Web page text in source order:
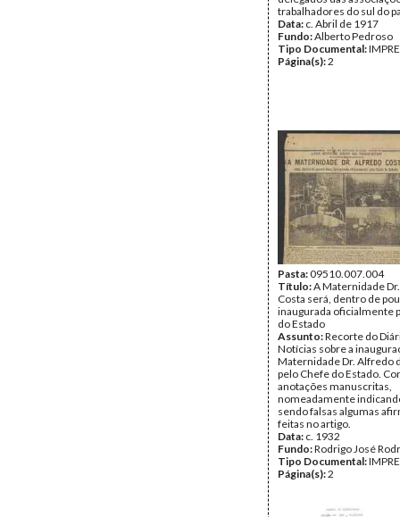
trabalhadores do sul do
Data: c. Abril de 1917
Fundo:Alberto Pedroso
Tipo Documental:
Página(s):2
Pasta:09510.007.004
Título:A Maternidade
Costa será, dentro de
inaugurada oficialmente
do Estado
Assunto:Recorte do
Notícias sobre a
Maternidade Dr. Alfredo
pelo Chefe do Estado.
anotações manuscritas,
nomeadamente
sendo falsas algumas
feitas no artigo.
Data: c. 1932
Fundo:Rodrigo José
Tipo Documental:
Página(s):2